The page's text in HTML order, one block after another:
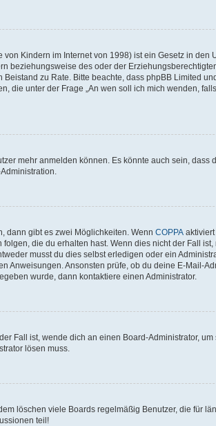
Kindern im Internet von 1998) ist ein Gesetz in den
beziehungsweise des oder der
zu Rate. Bitte beachte, dass phpBB Limited
die unter der Frage „An wen soll ich mich wenden,
mehr anmelden können. Es könnte auch sein, dass
dann gibt es zwei Möglichkeiten. Wenn COPPA
die du erhalten hast. Wenn dies nicht der Fall
musst du dies selbst erledigen oder ein
Anweisungen. Ansonsten prüfe, ob du deine E-Mail-
wurde, dann kontaktiere einen Administrator.
Fall ist, wende dich an einen Board-Administrator,
lösen muss.
löschen viele Boards regelmäßig Benutzer, die für
teil!